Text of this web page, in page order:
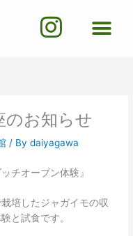
I
a
g
r
a
m
のお知らせ
/ Bydaiyagawa
チオーブン体験』
培したジャガイモの収
と試食です。